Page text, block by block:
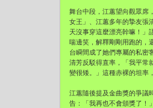
舞台中段，江蕙望向觀眾席
女王」、江蕙多年的摯友張
天沒事穿這麼漂亮幹嘛！」
喘邊笑，解釋剛剛用跑的，
台瞬間成了她們專屬的私密
清芳反駁得直率，「我平常
變很矮。」這種赤裸的坦率
江蕙隨後提及金曲獎的爭議
告：「我再也不會頒獎了！